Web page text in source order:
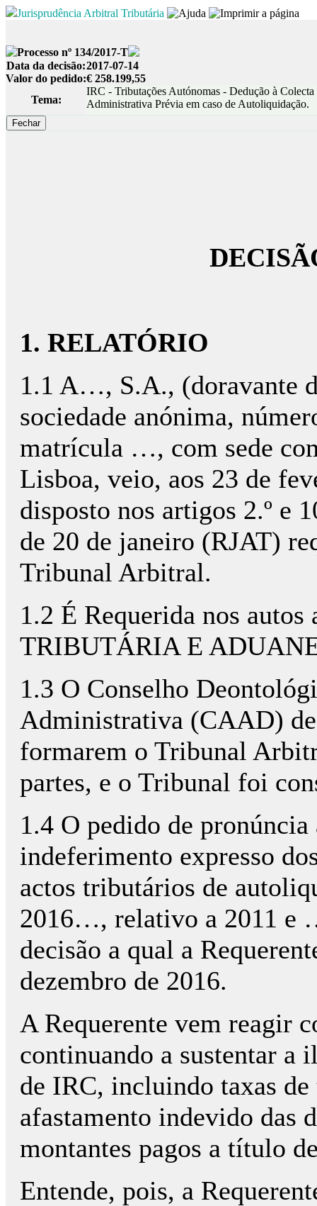
Jurisprudência Arbitral Tributária
Processo nº 134/2017-T
Data da decisão:2017-07-14
Valor do pedido:€ 258.199,55
Tema:
IRC - Tributações Autónomas - Dedução à
Administrativa Prévia em caso de Autoliquidação.
1. RELATÓRIO
1.1 A…, S.A., (doravante
sociedade anónima,
matrícula …, com sede
Lisboa, veio, aos 23 de
disposto nos artigos 2.º e
de 20 de janeiro (RJAT)
Tribunal Arbitral.
1.2 É Requerida nos
TRIBUTÁRIA E
1.3 O Conselho
Administrativa (CAAD)
formarem o Tribunal
partes, e o Tribunal foi
1.4 O pedido de
indeferimento expresso
actos tributários de
2016…, relativo a 2011 e
decisão a qual a
dezembro de 2016.
A Requerente vem reagir
continuando a sustentar a
de IRC, incluindo taxas
afastamento indevido das
montantes pagos a título
Entende, pois, a